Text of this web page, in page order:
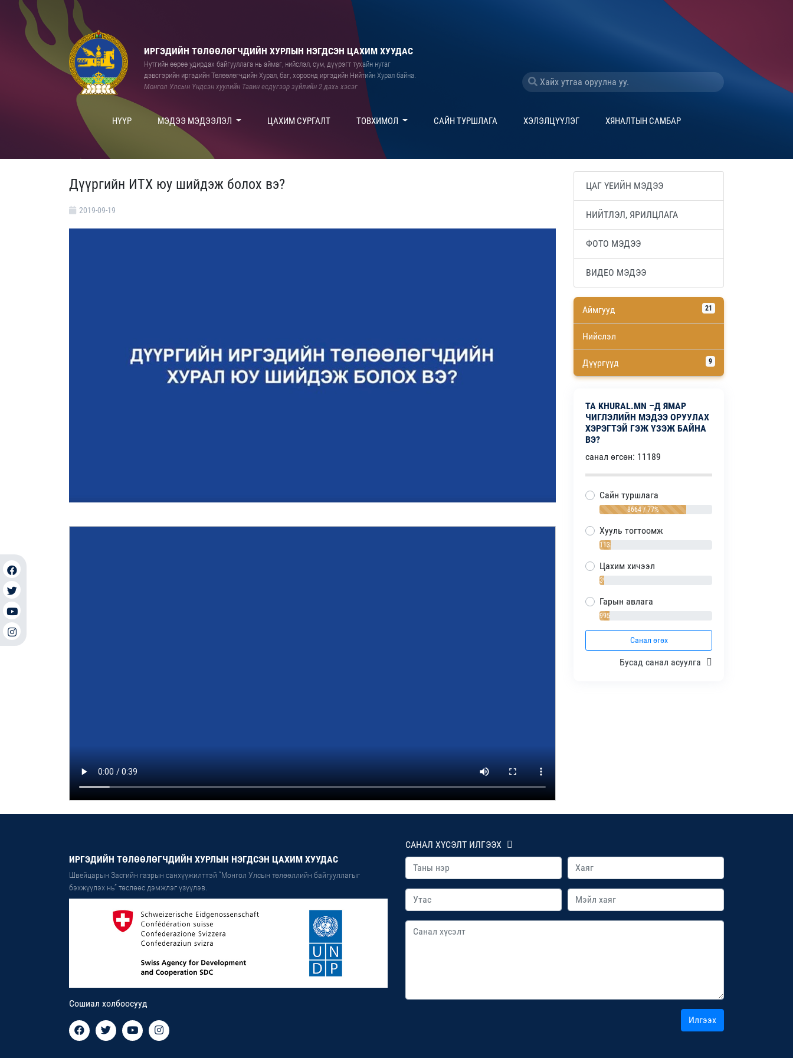
ИРГЭДИЙН ТӨЛӨӨЛӨГЧДИЙН ХУРЛЫН НЭГДСЭН ЦАХИМ ХУУДАС
Нутгийн өөрөө удирдах байгууллага нь аймаг, нийслэл, сум, дүүрэгт тухайн нутаг
дэвсгэрийн иргэдийн Төлөөлөгчдийн Хурал, баг, хороонд иргэдийн Нийтийн Хурал байна.
Монгол Улсын Үндсэн хуулийн Тавин есдүгээр зүйлийн 2 дахь хэсэг
НҮҮР МЭДЭЭ МЭДЭЭЛЭЛ ЦАХИМ СУРГАЛТ ТОВХИМОЛ САЙН ТУРШЛАГА ХЭЛЭЛЦҮҮЛЭГ ХЯНАЛТЫН САМБАР
Дүүргийн ИТХ юу шийдэж болох вэ?
2019-09-19
ЦАГ ҮЕИЙН МЭДЭЭ
НИЙТЛЭЛ, ЯРИЛЦЛАГА
ФОТО МЭДЭЭ
ВИДЕО МЭДЭЭ
Аймгууд 21
Нийслэл
Дүүргүүд 9
ТА KHURAL.MN –Д ЯМАР
ЧИГЛЭЛИЙН МЭДЭЭ ОРУУЛАХ
ХЭРЭГТЭЙ ГЭЖ ҮЗЭЖ БАЙНА
ВЭ?
санал өгсөн: 11189
Сайн туршлага
8664 / 77%
Хууль тогтоомж
1138 / 10%
Цахим хичээл
392 / 4%
Гарын авлага
995 / 9%
Санал өгөх
Бусад санал асуулга
ИРГЭДИЙН ТӨЛӨӨЛӨГЧДИЙН ХУРЛЫН НЭГДСЭН ЦАХИМ ХУУДАС
Швейцарын Засгийн газрын санхүүжилттэй “Монгол Улсын төлөөллийн байгууллагыг
бэхжүүлэх нь” төслөөс дэмжлэг үзүүлэв.
Сошиал холбоосууд
САНАЛ ХҮСЭЛТ ИЛГЭЭХ
Илгээх